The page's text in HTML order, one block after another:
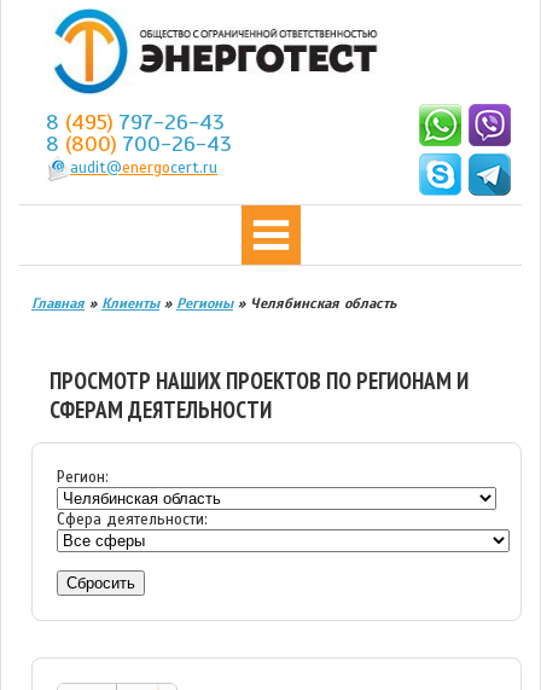
8 (495) 797-26-43
8 (800) 700-26-43
audit@energocert.ru
Главная » Клиенты» Регионы» Челябинская область
ПРОСМОТР НАШИХ ПРОЕКТОВ ПО РЕГИОНАМ И
СФЕРАМ ДЕЯТЕЛЬНОСТИ
Регион:
Сфера деятельности:
Сбросить